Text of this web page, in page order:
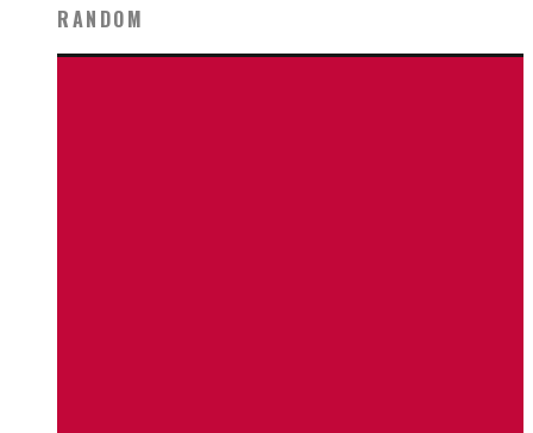
RANDOM